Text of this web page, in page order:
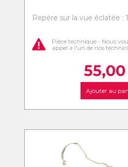
Repère sur la vue éclatée :
Pièce technique - Nous
appel à l'un de nos
55,00
Ajouter au